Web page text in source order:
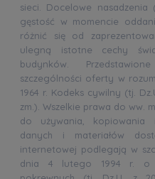
sieci. Docelowe
gęstość w momencie
różnić się od
ulegną istotne cechy
budynków.
szczególności oferty w
1964 r. Kodeks cywilny (tj.
zm.). Wszelkie prawa do ww.
do używania, kopiowania i
danych i materiałów
internetowej podlegają w
dnia 4 lutego 1994 r. o